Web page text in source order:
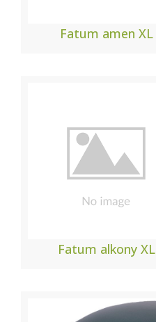
Fatum amen XL
Fatum alkony XL